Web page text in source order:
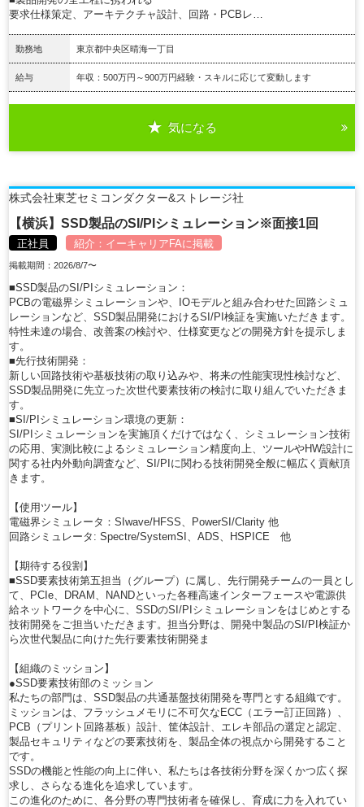
要求仕様策定、アーキテクチャ設計、回路・PCBレ…
勤務地 東京都中央区晴海一丁目
給与 年収：500万円～900万円経験・スキルに応じて変動します
気になる
株式会社東芝セミコンダクター&ストレージ社
【横浜】SSD製品のSI/PIシミュレーション※面接1回
正社員 紹介： イーキャリアFAに掲載
掲載期間：2026/8/7〜
■SSD製品のSI/PIシミュレーション：
PCBの電磁界シミュレーションや、IOモデルと組み合わせた回路シミュ
レーションなど、SSD製品開発におけるSI/PI検証を実施いただきます。
特性未達の場合、改善案の検討や、仕様変更などの開発方針を提示しま
す。
■先行技術開発：
新しい回路技術や基板技術の取り込みや、将来の性能実現性検討など、
SSD製品開発に先立った次世代要素技術の検討に取り組んでいただきま
す。
■SI/PIシミュレーション環境の更新：
SI/PIシミュレーションを実施頂くだけではなく、シミュレーション技術
の応用、実測比較によるシミュレーション精度向上、ツールやHW設計に
関する社内外動向調査など、SI/PIに関わる技術開発全般に幅広く貢献頂
きます。
【使用ツール】
電磁界シミュレータ：SIwave/HFSS、PowerSI/Clarity 他
回路シミュレータ: Spectre/SystemSI、ADS、HSPICE 他
【期待する役割】
■SSD要素技術第五担当（グループ）に属し、先行開発チームの一員とし
て、PCIe、DRAM、NANDといった各種高速インターフェースや電源供
給ネットワークを中心に、SSDのSI/PIシミュレーションをはじめとする
技術開発をご担当いただきます。担当分野は、開発中製品のSI/PI検証か
ら次世代製品に向けた先行要素技術開発ま
【組織のミッション】
●SSD要素技術部のミッション
私たちの部門は、SSD製品の共通基盤技術開発を専門とする組織です。
ミッションは、フラッシュメモリに不可欠なECC（エラー訂正回路）、
PCB（プリント回路基板）設計、筐体設計、エレキ部品の選定と認定、
製品セキュリティなどの要素技術を、製品全体の視点から開発すること
です。
SSDの機能と性能の向上に伴い、私たちは各技術分野を深くかつ広く探
求し、さらなる進化を追求しています。
この進化のために、各分野の専門技術者を確保し、育成に力を入れてい